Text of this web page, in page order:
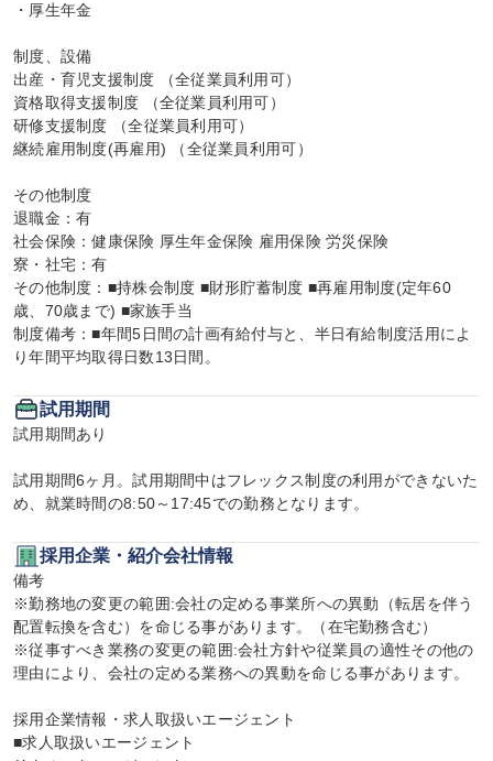
・厚生年金
制度、設備
出産・育児支援制度 （全従業員利用可）
資格取得支援制度 （全従業員利用可）
研修支援制度 （全従業員利用可）
継続雇用制度(再雇用) （全従業員利用可）
その他制度
退職金：有
社会保険：健康保険 厚生年金保険 雇用保険 労災保険
寮・社宅：有
その他制度：■持株会制度 ■財形貯蓄制度 ■再雇用制度(定年60
歳、70歳まで) ■家族手当
制度備考：■年間5日間の計画有給付与と、半日有給制度活用によ
り年間平均取得日数13日間。
試用期間
試用期間あり
試用期間6ヶ月。試用期間中はフレックス制度の利用ができないた
め、就業時間の8:50～17:45での勤務となります。
採用企業・紹介会社情報
備考
※勤務地の変更の範囲:会社の定める事業所への異動（転居を伴う
配置転換を含む）を命じる事があります。（在宅勤務含む）
※従事すべき業務の変更の範囲:会社方針や従業員の適性その他の
理由により、会社の定める業務への異動を命じる事があります。
採用企業情報・求人取扱いエージェント
■求人取扱いエージェント